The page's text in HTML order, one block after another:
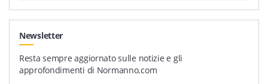
Newsletter
Resta sempre aggiornato sulle notizie e gli
approfondimenti di Normanno.com